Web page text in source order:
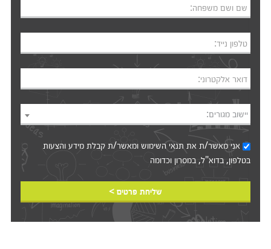
שם ושם משפחה:
טלפון נייד:
דואר אלקטרוני:
יישוב מגורים:
אני מאשר/ת אתתנאי השימושומאשר/ת קבלת מידע והצעות
בטלפון, בדוא"ל, במסרון וכדומה‎‎
שליחת פרטים >